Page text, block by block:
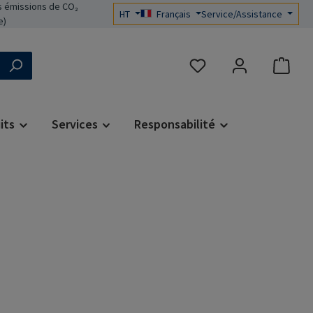
de CO₂
HT Français Service/Assistance
Vous avez 0 articles
Services Responsabilité